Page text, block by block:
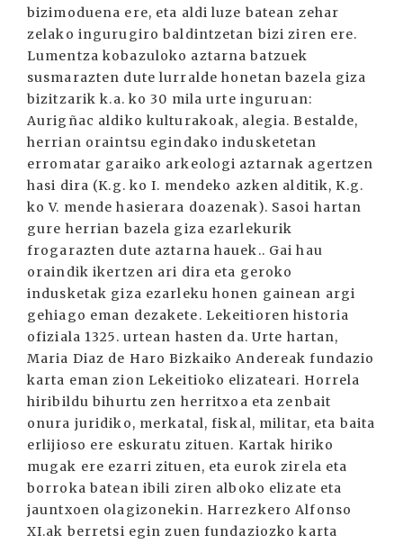
bizimoduena ere, eta aldi luze batean zehar
zelako ingurugiro baldintzetan bizi ziren ere.
Lumentza kobazuloko aztarna batzuek
susmarazten dute lurralde honetan bazela giza
bizitzarik k.a. ko 30 mila urte inguruan:
Aurigñac aldiko kulturakoak, alegia. Bestalde,
herrian oraintsu egindako indusketetan
erromatar garaiko arkeologi aztarnak agertzen
hasi dira (K.g. ko I. mendeko azken alditik, K.g.
ko V. mende hasierara doazenak). Sasoi hartan
gure herrian bazela giza ezarlekurik
frogarazten dute aztarna hauek.. Gai hau
oraindik ikertzen ari dira eta geroko
indusketak giza ezarleku honen gainean argi
gehiago eman dezakete. Lekeitioren historia
ofiziala 1325. urtean hasten da. Urte hartan,
Maria Diaz de Haro Bizkaiko Andereak fundazio
karta eman zion Lekeitioko elizateari. Horrela
hiribildu bihurtu zen herritxoa eta zenbait
onura juridiko, merkatal, fiskal, militar, eta baita
erlijioso ere eskuratu zituen. Kartak hiriko
mugak ere ezarri zituen, eta eurok zirela eta
borroka batean ibili ziren alboko elizate eta
jauntxoen olagizonekin. Harrezkero Alfonso
XI.ak berretsi egin zuen fundaziozko karta